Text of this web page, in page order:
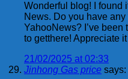
Wonderful blog! I found
News. Do you have
YahooNews? I’ve been
to getthere! Appreciate it
21/02/2025 at 02:33
Jinhong Gas price says: